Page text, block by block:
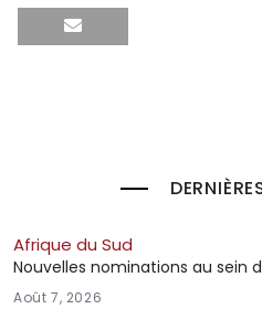
Afrique du Sud
Nouvelles nominations au sein
Août 7, 2026